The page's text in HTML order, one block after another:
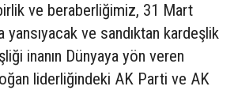
ve beraberliğimiz, 31 Mart
yansıyacak ve sandıktan kardeşlik
inanın Dünyaya yön veren
liderliğindeki AK Parti ve AK